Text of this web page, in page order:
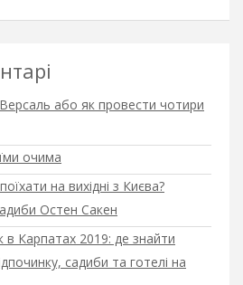
або як провести чотири
очима
на вихідні з Києва?
Остен Сакен
в Карпатах 2019: де знайти
садиби та готелі на